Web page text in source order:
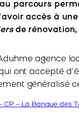
parcours
accès à
de
agence
ont accepté
généralisé
CP – La Banque des